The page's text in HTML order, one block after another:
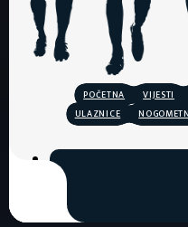
POČETNA VIJESTI
ULAZNICE